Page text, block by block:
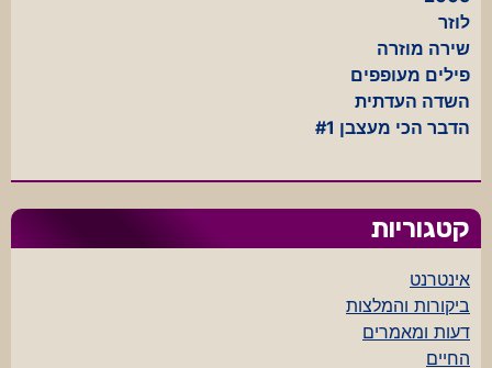
לוזר
שירה מוזרה
פילים מעופפים
השדה העדתית
הדבר הכי מעצבן #1
קטגוריות
אינטרנט
ביקורות והמלצות
דעות ומאמרים
החיים